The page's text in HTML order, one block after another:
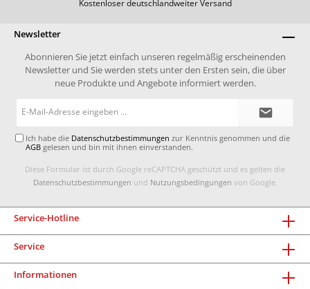
Kostenloser deutschlandweiter Versand
Newsletter
Abonnieren Sie jetzt einfach unseren regelmäßig erscheinenden
Newsletter und Sie werden stets unter den Ersten sein, die über
neue Produkte und Angebote informiert werden.
Ich habe die Datenschutzbestimmungen zur Kenntnis genommen und die
AGB gelesen und bin mit ihnen einverstanden.
Diese Formular ist durch Google reCAPTCHA geschützt und es gelten die
Datenschutzbestimmungen und Nutzungsbedingungen von Google.
Service-Hotline
Service
Informationen